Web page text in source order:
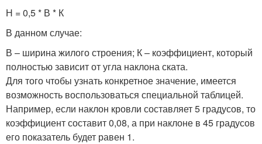
Н = 0,5 * В * К
В данном случае:
В – ширина жилого строения; К – коэффициент, который
полностью зависит от угла наклона ската.
Для того чтобы узнать конкретное значение, имеется
возможность воспользоваться специальной таблицей.
Например, если наклон кровли составляет 5 градусов, то
коэффициент составит 0,08, а при наклоне в 45 градусов
его показатель будет равен 1.